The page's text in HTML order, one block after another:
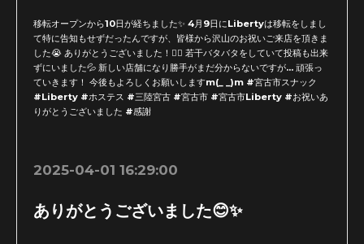
移転オープンから10日が経ちました✨ 4月9日にLibertyは移転をしまし
て特に告知もせずだったんですが、皆様から沢山のお祝いご来店を頂きま
した😭 ありがとうございました！🙇‍♂️ 若干バタバタをしていて投稿も出来
ずにいました💦 新しい店舗になり勝手がまだ分からないですが... 頑張っ
ていきます！ 今後もよろしくお願いしますm(_ _)m #宮古市スナック
#Liberty #ホステス #三陸宮古 #宮古市 #宮古市Liberty #お祝いあ
りがとうございました #感謝
2025-04-01 16:29:00
ありがとうございました😊✨